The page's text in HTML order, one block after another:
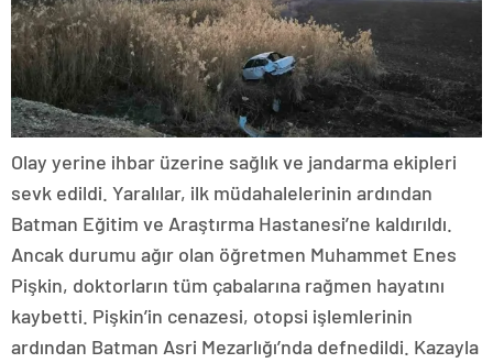
Olay yerine ihbar üzerine sağlık ve jandarma ekipleri
sevk edildi. Yaralılar, ilk müdahalelerinin ardından
Batman Eğitim ve Araştırma Hastanesi’ne kaldırıldı.
Ancak durumu ağır olan öğretmen Muhammet Enes
Pişkin, doktorların tüm çabalarına rağmen hayatını
kaybetti. Pişkin’in cenazesi, otopsi işlemlerinin
ardından Batman Asri Mezarlığı’nda defnedildi. Kazayla